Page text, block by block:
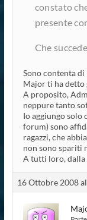
constato
presente
Che
Sono contenta
Major ti ha detto
A proposito,
neppure tanto
Io aggiungo solo
forum) sono
ragazzi, che
non sono spariti
A tutti loro, dalla
16 Ottobre 2008